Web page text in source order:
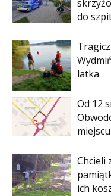
do
latka
Od 12
Chcieli
ich